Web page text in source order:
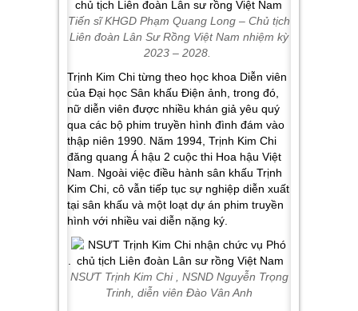
Tiến sĩ KHGD Phạm Quang Long – Chủ tịch
Liên đoàn Lân Sư Rồng Việt Nam nhiệm kỳ
2023 – 2028.
Trịnh Kim Chi từng theo học khoa Diễn viên
của Đại học Sân khấu Điện ảnh, trong đó,
nữ diễn viên được nhiều khán giả yêu quý
qua các bộ phim truyền hình đình đám vào
thập niên 1990. Năm 1994, Trịnh Kim Chi
đăng quang Á hậu 2 cuộc thi Hoa hậu Việt
Nam. Ngoài việc điều hành sân khấu Trịnh
Kim Chi, cô vẫn tiếp tục sự nghiệp diễn xuất
tại sân khấu và một loạt dự án phim truyền
hình với nhiều vai diễn nặng ký.
NSƯT Trịnh Kim Chi , NSND Nguyễn Trọng
Trinh, diễn viên Đào Vân Anh